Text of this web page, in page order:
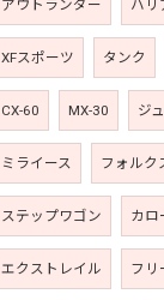
アウトランダー ハリ
XFスポーツ タンク
CX-60 MX-30 ジ
ミライース フォルク
ステップワゴン カロ
エクストレイル フリ